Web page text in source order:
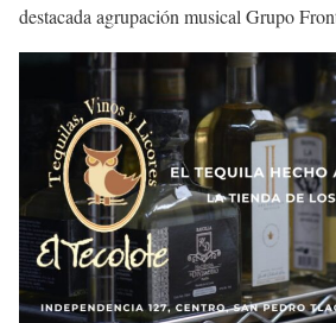
destacada agrupación musical Grupo